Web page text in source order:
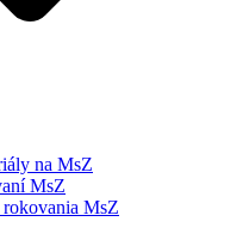
na MsZ
MsZ
MsZ